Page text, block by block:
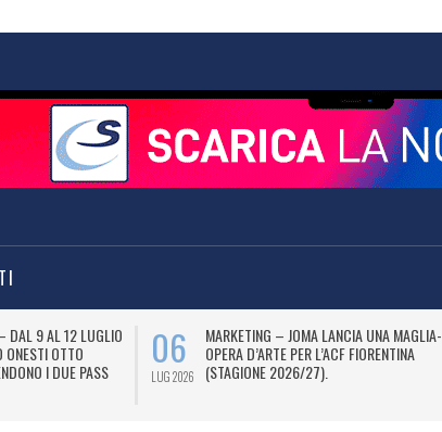
DAL 9 AL 12 LUGLIO
OTTO
I DUE PASS
06
LUG 2026
MARKETING – JOMA LANCIA UNA MAGLIA-
OPERA D’ARTE PER L’ACF FIORENTINA
(STAGIONE 2026/27).